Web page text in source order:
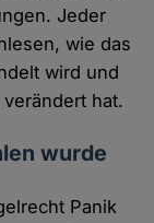
Jeder
wie das
wird und
hat.
wurde
Panik